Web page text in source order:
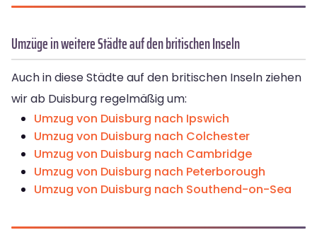
Umzüge in weitere Städte auf den britischen Inseln
Auch in diese Städte auf den britischen Inseln ziehen
wir ab Duisburg regelmäßig um:
Umzug von Duisburg nach Ipswich
Umzug von Duisburg nach Colchester
Umzug von Duisburg nach Cambridge
Umzug von Duisburg nach Peterborough
Umzug von Duisburg nach Southend-on-Sea